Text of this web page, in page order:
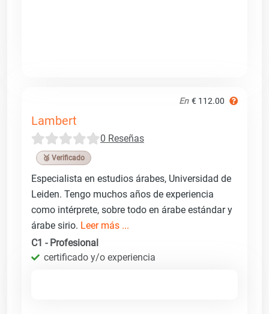
En € 112.00
Lambert
0 Reseñas
🥉 Verificado
Especialista en estudios árabes, Universidad de
Leiden. Tengo muchos años de experiencia
como intérprete, sobre todo en árabe estándar y
árabe sirio. Leer más ...
C1 - Profesional
certificado y/o experiencia